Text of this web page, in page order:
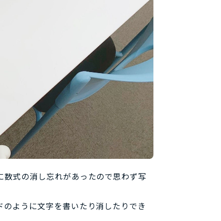
式の消し忘れがあったので思わず写
ように文字を書いたり消したりでき